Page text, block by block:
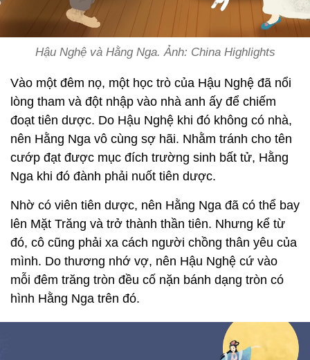
Hậu Nghệ và Hằng Nga. Ảnh: China Highlights
Vào một đêm nọ, một học trò của Hậu Nghệ đã nổi
lòng tham và đột nhập vào nhà anh ấy để chiếm
đoạt tiên dược. Do Hậu Nghệ khi đó không có nhà,
nên Hằng Nga vô cùng sợ hãi. Nhằm tránh cho tên
cướp đạt được mục đích trường sinh bất tử, Hằng
Nga khi đó đành phải nuốt tiên dược.
Nhờ có viên tiên dược, nên Hằng Nga đã có thể bay
lên Mặt Trăng và trở thành thần tiên. Nhưng kể từ
đó, cô cũng phải xa cách người chồng thân yêu của
mình. Do thương nhớ vợ, nên Hậu Nghệ cứ vào
mỗi đêm trăng tròn đều cố nặn bánh dạng tròn có
hình Hằng Nga trên đó.